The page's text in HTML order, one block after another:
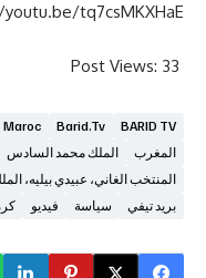
https://youtu.be/
Post
Barid.tv
Maroc الجزائر
الملك محمد السادس
عبيدي بيليه، الملك محمد
سياسة
فيديو كرة القدم